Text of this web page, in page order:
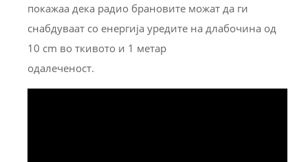
покажаа дека радио брановите можат да ги
снабдуваат со енергија уредите на длабочина од
10 cm во ткивото и 1 метар
одалеченост.